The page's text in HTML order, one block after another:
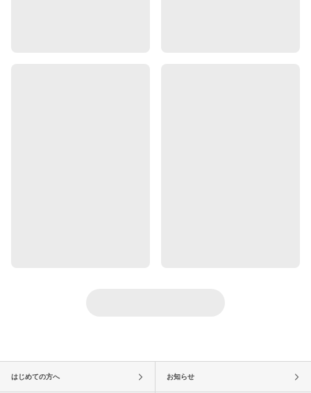
はじめての方へ お知らせ